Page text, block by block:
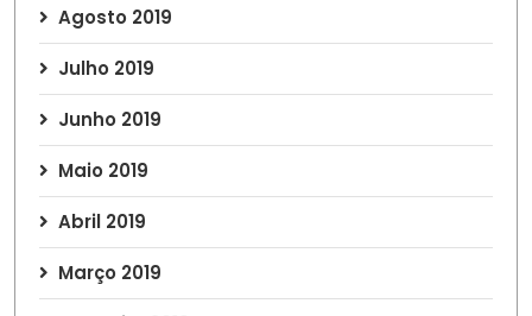
Agosto 2019
Julho 2019
Junho 2019
Maio 2019
Abril 2019
Março 2019